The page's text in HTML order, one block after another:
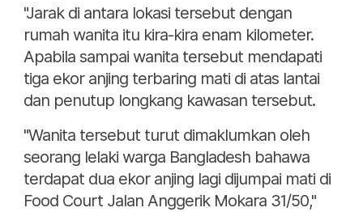
"Jarak di antara lokasi tersebut dengan
rumah wanita itu kira-kira enam kilometer.
Apabila sampai wanita tersebut mendapati
tiga ekor anjing terbaring mati di atas lantai
dan penutup longkang kawasan tersebut.
"Wanita tersebut turut dimaklumkan oleh
seorang lelaki warga Bangladesh bahawa
terdapat dua ekor anjing lagi dijumpai mati di
Food Court Jalan Anggerik Mokara 31/50,"